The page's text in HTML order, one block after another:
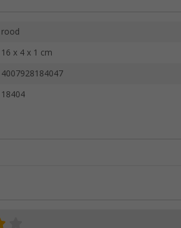
rood
16 x 4 x 1 cm
4007928184047
18404